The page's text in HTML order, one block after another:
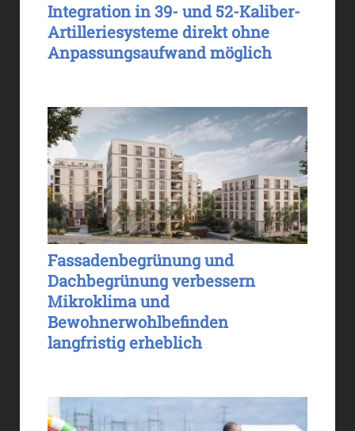
Integration in 39- und 52-Kaliber-
Artilleriesysteme direkt ohne
Anpassungsaufwand möglich
Fassadenbegrünung und
Dachbegrünung verbessern
Mikroklima und
Bewohnerwohlbefinden
langfristig erheblich